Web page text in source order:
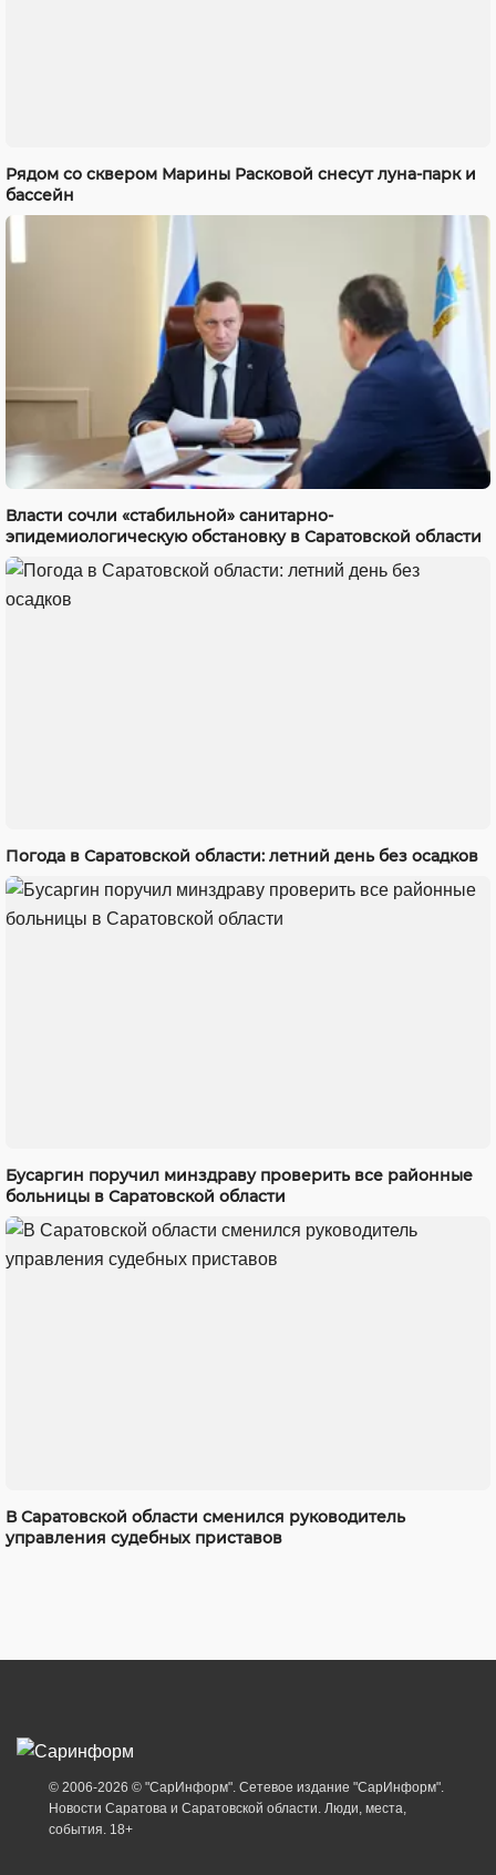
Рядом со сквером Марины Расковой снесут луна-парк и
бассейн
Власти сочли «стабильной» санитарно-
эпидемиологическую обстановку в Саратовской области
Погода в Саратовской области: летний день без осадков
Бусаргин поручил минздраву проверить все районные
больницы в Саратовской области
В Саратовской области сменился руководитель
управления судебных приставов
© 2006-2026 © "СарИнформ". Сетевое издание "СарИнформ".
Новости Саратова и Саратовской области. Люди, места,
события. 18+